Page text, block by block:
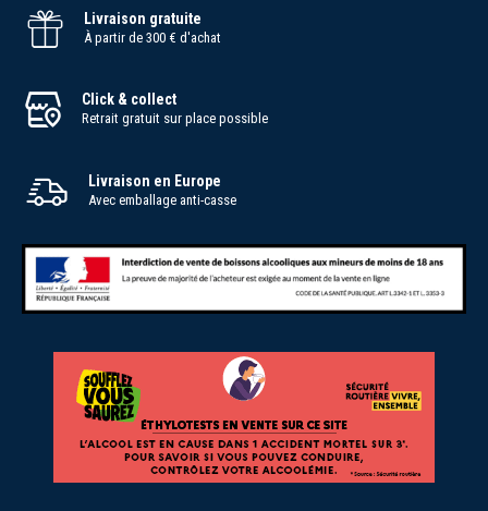
Livraison gratuite
À partir de 300 € d'achat
Click & collect
Retrait gratuit sur place possible
Livraison en Europe
Avec emballage anti-casse